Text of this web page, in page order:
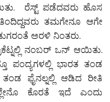
ರೆಸ್ಟ್ ಪಡೆದವರು ಹೊಸ
ತಮಗೇನೂ ಆಗೇ
ಅರಳಿ ನಿಂತರು.
ನಂಬರ್ ಒನ್ ಆಯಿತು.
ಪಂದ್ಯಗಳಲ್ಲಿ ಭಾರತ ತಂಡ
ಫೈನಲ್ನಲ್ಲಿ ಆಡಿದ ರೀತಿ
ಕೊರತೆ ಇದೆ ಎಂದು